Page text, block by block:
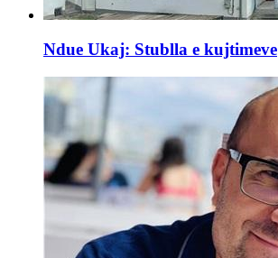
Ndue Ukaj: Stublla e kujtimeve